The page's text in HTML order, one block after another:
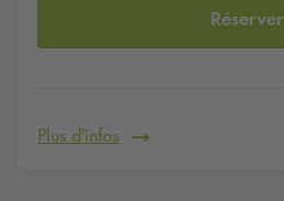
Réserver
Plus d'infos